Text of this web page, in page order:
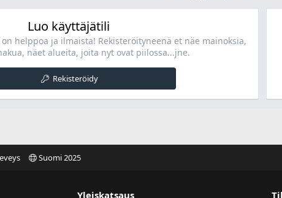
Luo käyttäjätili
on helppoa ja ilmaista! Rekisteröityneenä et näe mainoksia,
näet alueita, joita nyt ovat piilossa...jne.
Rekisteröidy
Suomi 2025
Yleiskatsaus